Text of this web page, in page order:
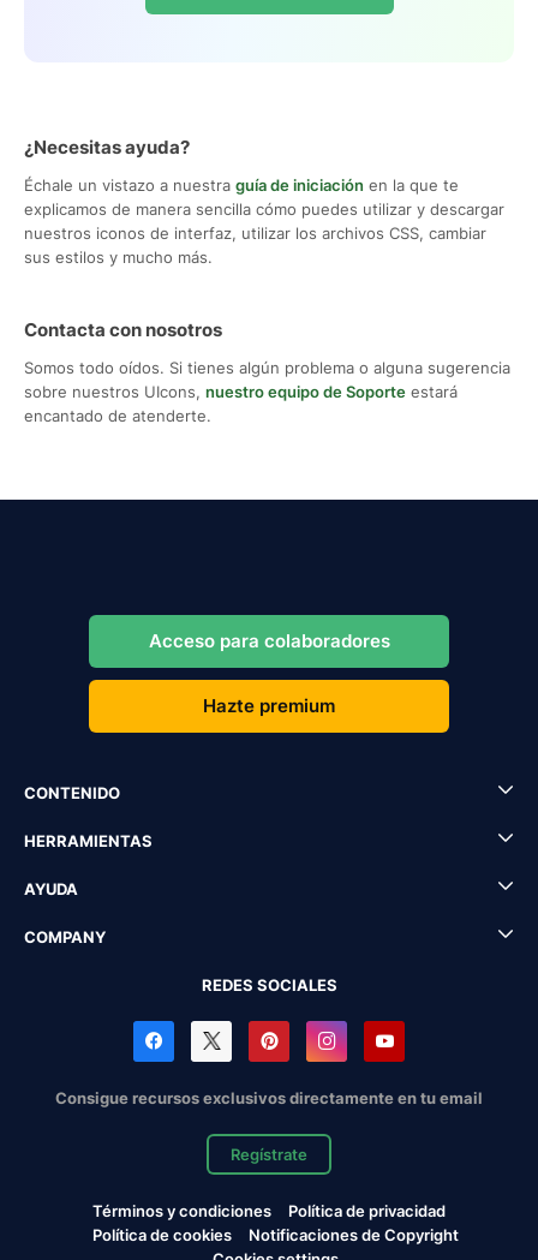
¿Necesitas ayuda?
Échale un vistazo a nuestra guía de iniciación en la que te
explicamos de manera sencilla cómo puedes utilizar y descargar
nuestros iconos de interfaz, utilizar los archivos CSS, cambiar
sus estilos y mucho más.
Contacta con nosotros
Somos todo oídos. Si tienes algún problema o alguna sugerencia
sobre nuestros UIcons, nuestro equipo de Soporte estará
encantado de atenderte.
Acceso para colaboradores
Hazte premium
CONTENIDO
HERRAMIENTAS
AYUDA
COMPANY
REDES SOCIALES
Consigue recursos exclusivos directamente en tu email
Regístrate
Términos y condiciones
Política de privacidad
Política de cookies
Notificaciones de Copyright